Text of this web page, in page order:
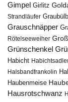
Gimpel Girlitz
Strandläufer
Grauschnäpper
Rötelseeweiher
Grünschenkel
Habicht
Halsbandfrankolin
Haubenmeise
Hausrotschwanz